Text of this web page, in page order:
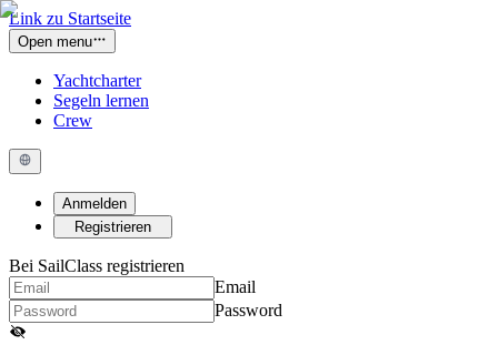
Link zu Startseite
Open menu
Yachtcharter
Segeln lernen
Crew
Anmelden
Registrieren
Bei SailClass registrieren
Email
Password